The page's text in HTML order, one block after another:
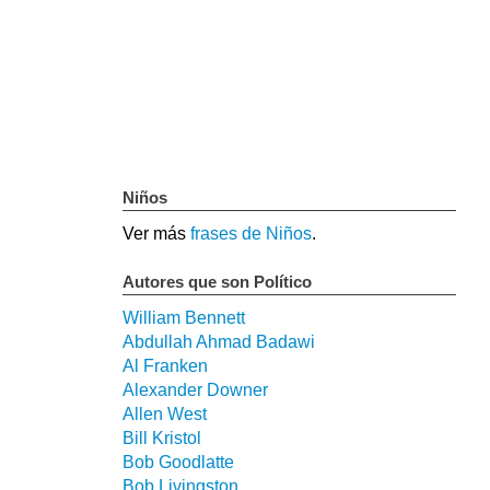
Niños
Ver más frases de Niños.
Autores que son Político
William Bennett
Abdullah Ahmad Badawi
Al Franken
Alexander Downer
Allen West
Bill Kristol
Bob Goodlatte
Bob Livingston